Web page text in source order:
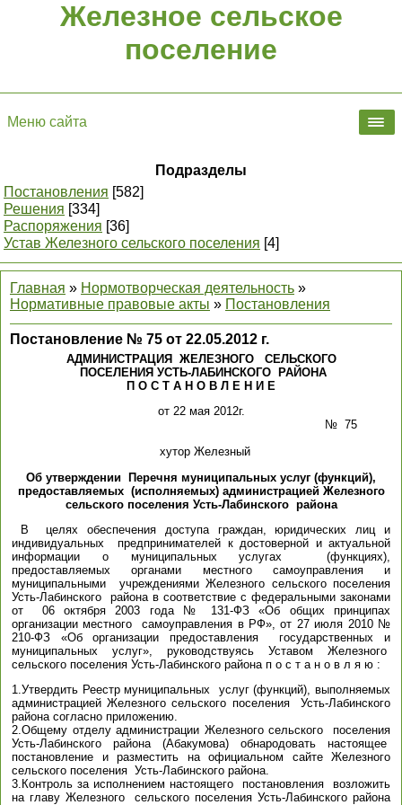
Железное сельское
поселение
Меню сайта
Подразделы
Постановления [582]
Решения [334]
Распоряжения [36]
Устав Железного сельского поселения [4]
Главная » Нормотворческая деятельность »
Нормативные правовые акты » Постановления
Постановление № 75 от 22.05.2012 г.
АДМИНИСТРАЦИЯ ЖЕЛЕЗНОГО СЕЛЬСКОГО
ПОСЕЛЕНИЯ УСТЬ-ЛАБИНСКОГО РАЙОНА
П О С Т А Н О В Л Е Н И Е
от 22 мая 2012г.
№ 75
хутор Железный
Об утверждении Перечня муниципальных услуг (функций),
предоставляемых (исполняемых) администрацией Железного
сельского поселения Усть-Лабинского района
В целях обеспечения доступа граждан, юридических лиц и
индивидуальных предпринимателей к достоверной и актуальной
информации о муниципальных услугах (функциях),
предоставляемых органами местного самоуправления и
муниципальными учреждениями Железного сельского поселения
Усть-Лабинского района в соответствие с федеральными законами
от 06 октября 2003 года № 131-ФЗ «Об общих принципах
организации местного самоуправления в РФ», от 27 июля 2010 №
210-ФЗ «Об организации предоставления государственных и
муниципальных услуг», руководствуясь Уставом Железного
сельского поселения Усть-Лабинского района п о с т а н о в л я ю :
1.Утвердить Реестр муниципальных услуг (функций), выполняемых
администрацией Железного сельского поселения Усть-Лабинского
района согласно приложению.
2.Общему отделу администрации Железного сельского поселения
Усть-Лабинского района (Абакумова) обнародовать настоящее
постановление и разместить на официальном сайте Железного
сельского поселения Усть-Лабинского района.
3.Контроль за исполнением настоящего постановления возложить
на главу Железного сельского поселения Усть-Лабинского района